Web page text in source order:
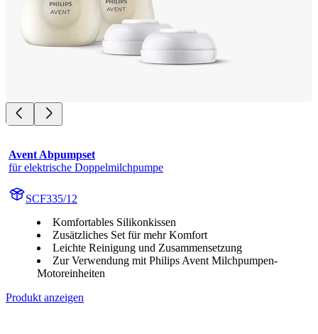
Avent Abpumpset
für elektrische Doppelmilchpumpe
SCF335/12
Komfortables Silikonkissen
Zusätzliches Set für mehr Komfort
Leichte Reinigung und Zusammensetzung
Zur Verwendung mit Philips Avent Milchpumpen-
Motoreinheiten
Produkt anzeigen